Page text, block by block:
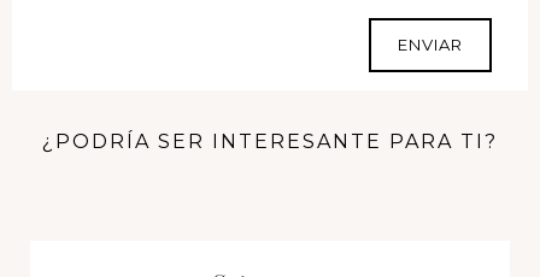
ENVIAR
¿PODRÍA SER INTERESANTE PARA TI?